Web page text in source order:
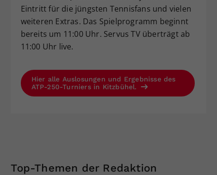
Eintritt für die jüngsten Tennisfans und vielen
weiteren Extras. Das Spielprogramm beginnt
bereits um 11:00 Uhr. Servus TV überträgt ab
11:00 Uhr live.
Hier alle Auslosungen und Ergebnisse des
ATP-250-Turniers in Kitzbühel.
Top-Themen der Redaktion